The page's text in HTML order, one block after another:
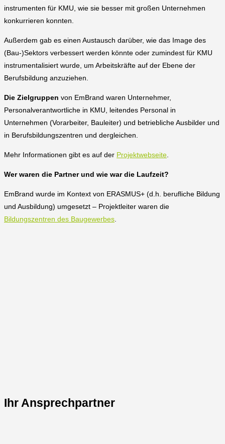
instrumenten für KMU, wie sie besser mit großen Unternehmen
konkurrieren konnten.
Außerdem gab es einen Austausch darüber, wie das Image des
(Bau-)Sektors verbessert werden könnte oder zumindest für KMU
instrumentalisiert wurde, um Arbeitskräfte auf der Ebene der
Berufsbildung anzuziehen.
Die Zielgruppen von EmBrand waren Unternehmer,
Personalverantwortliche in KMU, leitendes Personal in
Unternehmen (Vorarbeiter, Bauleiter) und betriebliche Ausbilder und
in Berufsbildungszentren und dergleichen.
Mehr Informationen gibt es auf der Projektwebseite
Wer waren die Partner und wie war die Laufzeit?
EmBrand wurde im Kontext von ERASMUS+ (d.h. berufliche Bildung
und Ausbildung) umgesetzt – Projektleiter waren die
Bildungszentren des Baugewerbes
Ihr Ansprechpartner